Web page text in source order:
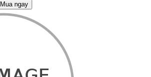
Mua ngay